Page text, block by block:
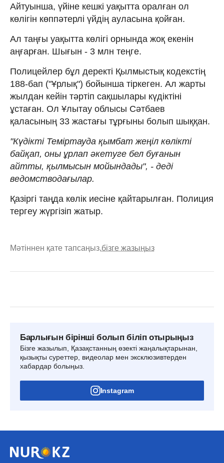
Айтуынша, үйіне кешкі уақытта оралған ол
көлігін көппәтерлі үйдің ауласына қойған.
Ал таңғы уақытта көлігі орнында жоқ екенін
аңғарған. Шығын - 3 млн теңге.
Полицейлер бұл деректі Қылмыстық кодекстің
188-бап ("Ұрлық") бойынша тіркеген. Ал жарты
жылдан кейін тәртіп сақшылары күдіктіні
ұстаған. Ол Ұлытау облысы Сәтбаев
қаласының 33 жастағы тұрғыны болып шыққан.
"Күдікті Теміртауда қымбат жеңіл көлікті
байқап, оны ұрлап әкетуге бел буғанын
айтты, қылмысын мойындады", - деді
ведомстводағылар.
Қазіргі таңда көлік иесіне қайтарылған. Полиция
тергеу жүргізіп жатыр.
Мәтіннен қате тапсаңыз,бізге жазыңыз
Барлығын бірінші болып біліп отырыңыз
Бізге жазылып, Қазақстанның өзекті жаңалықтарынан,
қызықты суреттер, видеолар мен эксклюзивтерден
хабардар болыңыз.
Instagram